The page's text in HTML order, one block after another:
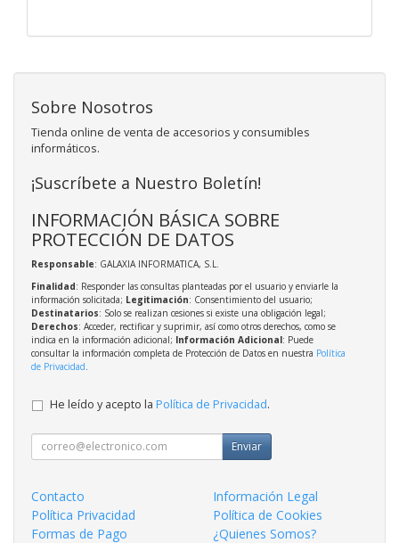
Sobre Nosotros
Tienda online de venta de accesorios y consumibles
informáticos.
¡Suscríbete a Nuestro Boletín!
INFORMACIÓN BÁSICA SOBRE
PROTECCIÓN DE DATOS
Responsable: GALAXIA INFORMATICA, S.L.
Finalidad: Responder las consultas planteadas por el usuario y enviarle la
información solicitada; Legitimación: Consentimiento del usuario;
Destinatarios: Solo se realizan cesiones si existe una obligación legal;
Derechos: Acceder, rectificar y suprimir, así como otros derechos, como se
indica en la información adicional; Información Adicional: Puede
consultar la información completa de Protección de Datos en nuestra Política
de Privacidad
He leído y acepto la Política de Privacidad.
Enviar
Contacto
Información Legal
Política Privacidad
Política de Cookies
Formas de Pago
¿Quienes Somos?